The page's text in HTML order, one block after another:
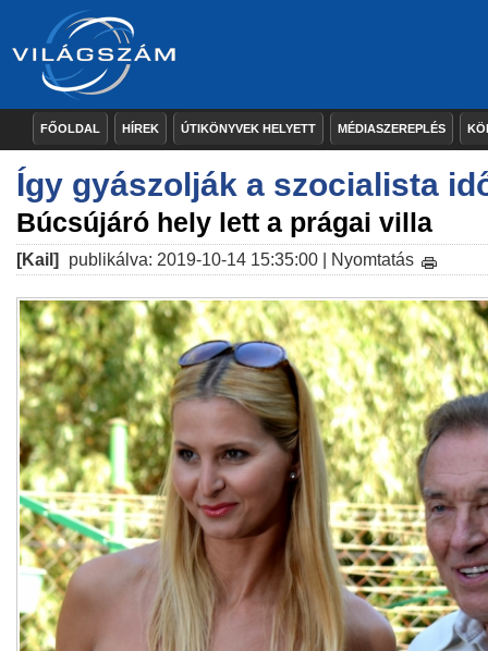
FŐOLDAL HÍREK ÚTIKÖNYVEK HELYETT MÉDIASZEREPLÉS
Így gyászolják a szocialista
Búcsújáró hely lett a prágai villa
[Kail] publikálva: 2019-10-14 15:35:00 | Nyomtatás